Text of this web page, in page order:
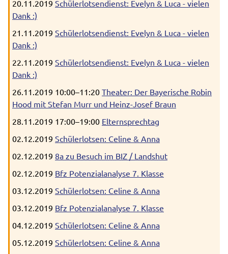
20.11.2019 Schülerlotsendienst: Evelyn & Luca - vielen
Dank :)
21.11.2019 Schülerlotsendienst: Evelyn & Luca - vielen
Dank :)
22.11.2019 Schülerlotsendienst: Evelyn & Luca - vielen
Dank :)
26.11.2019 10:00–11:20 Theater: Der Bayerische Robin
Hood mit Stefan Murr und Heinz-Josef Braun
28.11.2019 17:00–19:00 Elternsprechtag
02.12.2019 Schülerlotsen: Celine & Anna
02.12.2019 8a zu Besuch im BIZ / Landshut
02.12.2019 Bfz Potenzialanalyse 7. Klasse
03.12.2019 Schülerlotsen: Celine & Anna
03.12.2019 Bfz Potenzialanalyse 7. Klasse
04.12.2019 Schülerlotsen: Celine & Anna
05.12.2019 Schülerlotsen: Celine & Anna